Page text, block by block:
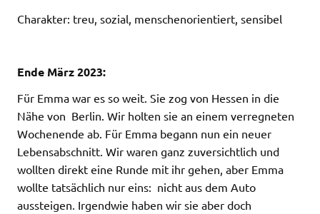
Charakter: treu, sozial, menschenorientiert, sensibel
Ende März 2023:
Für Emma war es so weit. Sie zog von Hessen in die
Nähe von Berlin. Wir holten sie an einem verregneten
Wochenende ab. Für Emma begann nun ein neuer
Lebensabschnitt. Wir waren ganz zuversichtlich und
wollten direkt eine Runde mit ihr gehen, aber Emma
wollte tatsächlich nur eins: nicht aus dem Auto
aussteigen. Irgendwie haben wir sie aber doch